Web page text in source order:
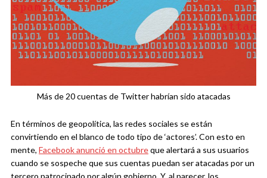
Más de 20 cuentas de Twitter habrían sido atacadas
En términos de geopolítica, las redes sociales se están
convirtiendo en el blanco de todo tipo de ‘actores’. Con esto en
mente, Facebook anunció en octubreque alertará a sus usuarios
cuando se sospeche que sus cuentas puedan ser atacadas por un